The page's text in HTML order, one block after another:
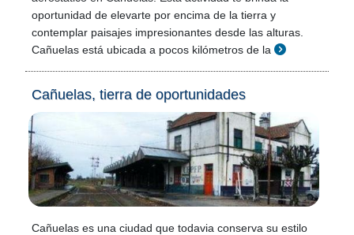
oportunidad de elevarte por encima de la tierra y
contemplar paisajes impresionantes desde las alturas.
Cañuelas está ubicada a pocos kilómetros de la
Cañuelas, tierra de oportunidades
Cañuelas es una ciudad que todavia conserva su estilo